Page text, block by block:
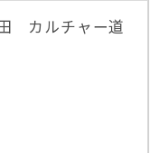
カルチャー道